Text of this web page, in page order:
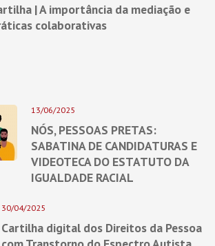
| A importância da mediação e
colaborativas
13/06/2025
NÓS, PESSOAS PRETAS:
SABATINA DE CANDIDATURAS E
VIDEOTECA DO ESTATUTO DA
IGUALDADE RACIAL
30/04/2025
Cartilha digital dos Direitos da Pessoa